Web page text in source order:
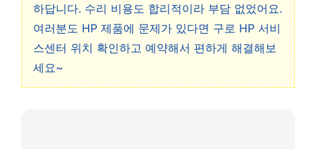
하답니다. 수리 비용도 합리적이라 부담 없었어요.
여러분도 HP 제품에 문제가 있다면 구로 HP 서비
스센터 위치 확인하고 예약해서 편하게 해결해보
세요~